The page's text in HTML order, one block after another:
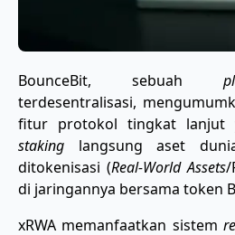
BounceBit, sebuah
terdesentralisasi,
fitur protokol tingkat lanjut
staking langsung aset
ditokenisasi (Real-World Assets/
di jaringannya bersama token
xRWA memanfaatkan sistem